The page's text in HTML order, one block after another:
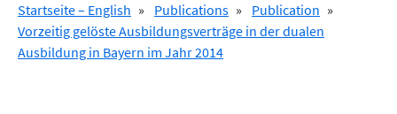
Startseite – English » Publications » Publication »
Vorzeitig gelöste Ausbildungsverträge in der dualen
Ausbildung in Bayern im Jahr 2014